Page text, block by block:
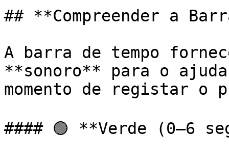
## **Compreender a
A barra de tempo
**sonoro** para o
momento de registar o
#### 🟢 **Verde (0–6